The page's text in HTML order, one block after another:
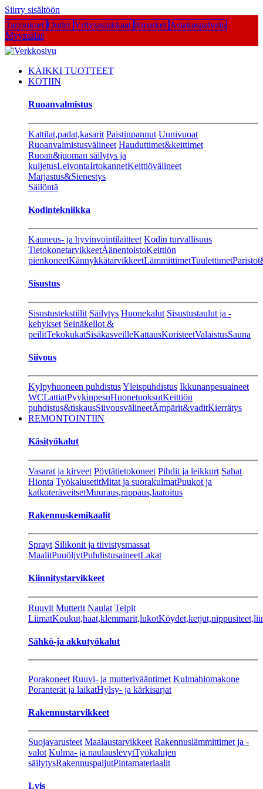
Siirry sisältöön
Tarjoukset Outlet Yritysasiakkaat Rmarket Asiakaspalvelu
Myymälät
KAIKKI TUOTTEET
KOTIIN
Ruoanvalmistus
Kattilat,padat,kasarit Paistinpannut Uunivuoat
Ruoanvalmistusvälineet Hauduttimet&keittimet
Ruoan&juoman säilytys ja
kuljetusLeivontaIrtokannetKeittiövälineet
Marjastus&Sienestys
Säilöntä
Kodintekniikka
Kauneus- ja hyvinvointilaitteet Kodin turvallisuus
TietokonetarvikkeetÄänentoistoKeittiön
pienkoneetKännykkätarvikkeetLämmittimetTuulettimet
Sisustus
Sisustustekstiilit Säilytys Huonekalut Sisustustaulut ja -
kehykset Seinäkellot &
peilitTekokukatSisäkasveilleKattausKoristeetValaistusSauna
Siivous
Kylpyhuoneen puhdistusYleispuhdistus Ikkunanpesuaineet
WCLattiatPyykinpesuHuonetuoksutKeittiön
puhdistus&tiskausSiivousvälineetÄmpärit&vaditKierrätys
REMONTOINTIIN
Käsityökalut
Vasarat ja kirveet Pöytätietokoneet Pihdit ja leikkurt Sahat
Hionta TyökalusetitMitat ja suorakulmatPuukot ja
katkoteräveitsetMuuraus,rappaus,laatoitus
Rakennuskemikaalit
Sprayt Silikonit ja tiivistysmassat
MaalitPuuöljytPuhdistusaineetLakat
Kiinnitystarvikkeet
Ruuvit Mutterit Naulat Teipit
LiimatKoukut,haat,klemmarit,lukot
Sähkö-ja akkutyökalut
Porakoneet Ruuvi- ja mutterivääntimet Kulmahiomakone
Poranterät ja laikatHylsy- ja kärkisarjat
Rakennustarvikkeet
Suojavarusteet Maalaustarvikkeet Rakennuslämmittimet ja -
valot Kulma- ja naulauslevytTyökalujen
säilytysRakennuspaljutPintamateriaalit
Lvis